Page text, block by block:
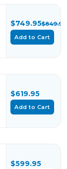
$749.95$849.95
Add to Cart
$619.95
Add to Cart
$599.95